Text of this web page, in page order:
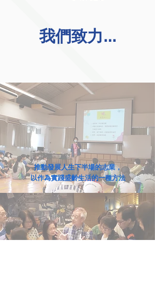
我們致力...
推動發展人生下半場的志業，
以作為實踐盛齡生活的一種方法